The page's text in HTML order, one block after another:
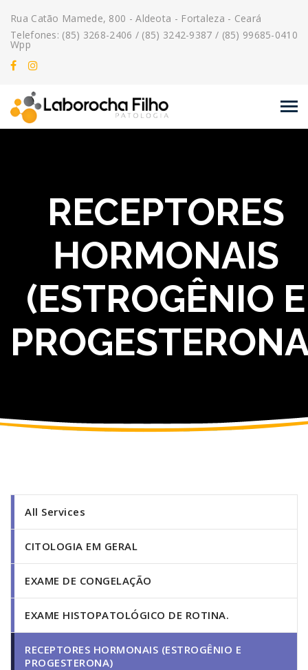
Rua Catão Mamede, 800 - Aldeota - Fortaleza - Ceará
Telefones: (85) 3268-2406 / (85) 3242-9387 / (85) 99685-0410
Wpp
RECEPTORES
HORMONAIS
(ESTROGÊNIO E
All Services
CITOLOGIA EM GERAL
EXAME DE CONGELAÇÃO
EXAME HISTOPATOLÓGICO DE ROTINA.
RECEPTORES HORMONAIS (ESTROGÊNIO E
PROGESTERONA)